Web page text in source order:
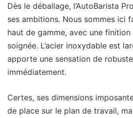
Dès le déballage, l’AutoBarista
ses ambitions. Nous sommes ici
haut de gamme, avec une
soignée. L’acier inoxydable est
apporte une sensation de
immédiatement.
Certes, ses dimensions
de place sur le plan de travail,